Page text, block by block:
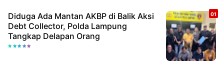
Diduga Ada Mantan AKBP di Balik Aksi
Debt Collector, Polda Lampung
Tangkap Delapan Orang